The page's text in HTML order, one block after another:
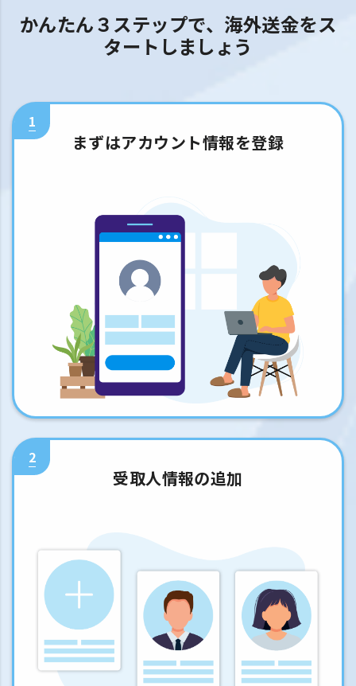
かんたん３ステップで、海外送金をス
タートしましょう
1
まずはアカウント情報を登録
2
受取人情報の追加